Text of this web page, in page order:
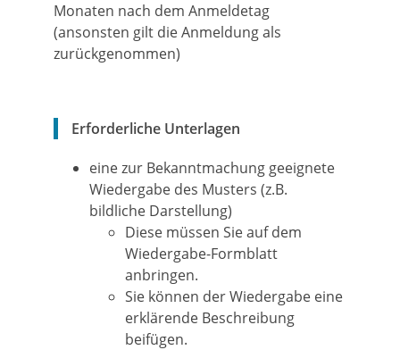
Monaten nach dem Anmeldetag
(ansonsten gilt die Anmeldung als
zurückgenommen)
Erforderliche Unterlagen
eine zur Bekanntmachung geeignete
Wiedergabe des Musters (z.B.
bildliche Darstellung)
Diese müssen Sie auf dem
Wiedergabe-Formblatt
anbringen.
Sie können der Wiedergabe eine
erklärende Beschreibung
beifügen.